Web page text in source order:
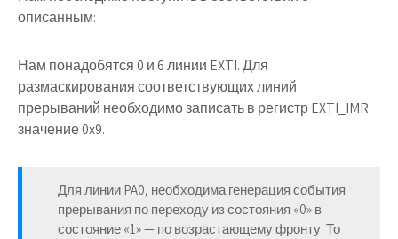
описанным:
Нам понадобятся 0 и 6 линии EXTI. Для
размаскирования соответствующих линий
прерываний необходимо записать в регистр EXTI_IMR
значение 0x9.
Для линии PA0, необходима генерация события
прерывания по переходу из состояния «0» в
состояние «1» — по возрастающему фронту. То